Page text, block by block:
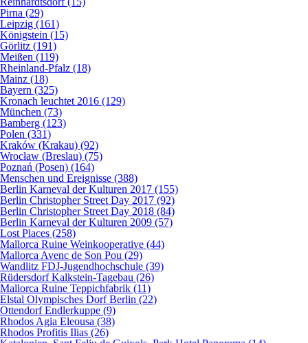
Pirna (29)
Leipzig (161)
Königstein (15)
Görlitz (191)
Meißen (119)
Rheinland-Pfalz (18)
Mainz (18)
Bayern (325)
Kronach leuchtet 2016 (129)
München (73)
Bamberg (123)
Polen (331)
Kraków (Krakau) (92)
Wrocław (Breslau) (75)
Poznań (Posen) (164)
Menschen und Ereignisse (388)
Berlin Karneval der Kulturen 2017 (155)
Berlin Christopher Street Day 2017 (92)
Berlin Christopher Street Day 2018 (84)
Berlin Karneval der Kulturen 2009 (57)
Lost Places (258)
Mallorca Ruine Weinkooperative (44)
Mallorca Avenc de Son Pou (29)
Wandlitz FDJ-Jugendhochschule (39)
Rüdersdorf Kalkstein-Tagebau (26)
Mallorca Ruine Teppichfabrik (11)
Elstal Olympisches Dorf Berlin (22)
Ottendorf Endlerkuppe (9)
Rhodos Agia Eleousa (38)
Rhodos Profitis Ilias (26)